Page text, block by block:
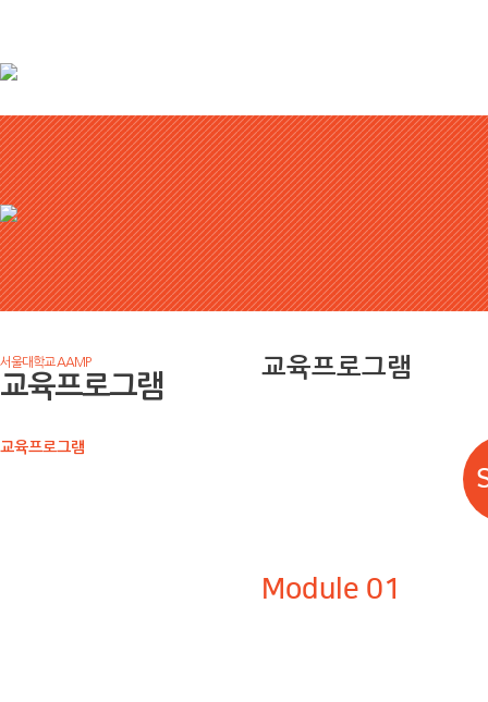
서울대학교 AAMP
교육프로그램
교육프로그램
교육프로그램
Module 01